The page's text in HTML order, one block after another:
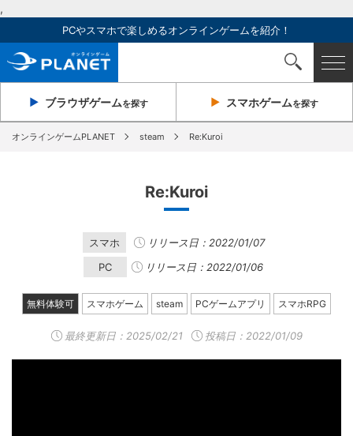
,
PCやスマホで楽しめるオンラインゲームを紹介！
ブラウザゲームを探す スマホゲームを探す
オンラインゲームPLANET steam Re:Kuroi
Re:Kuroi
スマホ
リリース日：2022/01/07
PC
リリース日：2022/01/06
無料体験可 スマホゲーム steam PCゲームアプリ スマホRPG
最終更新日： 2025/02/21 投稿日：2022/01/09